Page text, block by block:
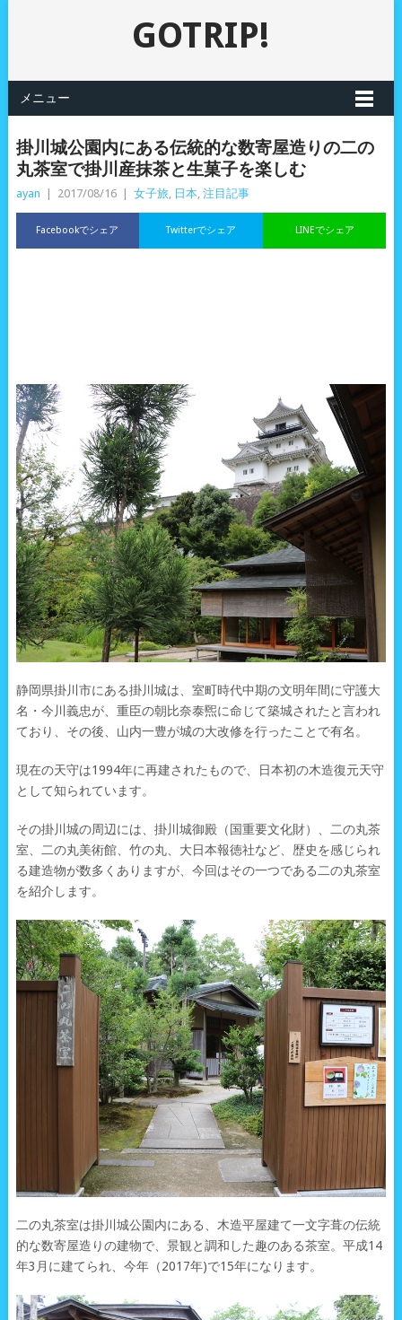
GOTRIP!
メニュー
掛川城公園内にある伝統的な数寄屋造りの二の
丸茶室で掛川産抹茶と生菓子を楽しむ
ayan 2017/08/16 女子旅, 日本, 注目記事
Facebookでシェア LINEでシェア
Twitterでシェア
静岡県掛川市にある掛川城は、室町時代中期の文明年間に守護大
名・今川義忠が、重臣の朝比奈泰煕に命じて築城されたと言われ
ており、その後、山内一豊が城の大改修を行ったことで有名。
現在の天守は1994年に再建されたもので、日本初の木造復元天守
として知られています。
その掛川城の周辺には、掛川城御殿（国重要文化財）、二の丸茶
室、二の丸美術館、竹の丸、大日本報徳社など、歴史を感じられ
る建造物が数多くありますが、今回はその一つである二の丸茶室
を紹介します。
二の丸茶室は掛川城公園内にある、木造平屋建て一文字葺の伝統
的な数寄屋造りの建物で、景観と調和した趣のある茶室。平成14
年3月に建てられ、今年（2017年)で15年になります。